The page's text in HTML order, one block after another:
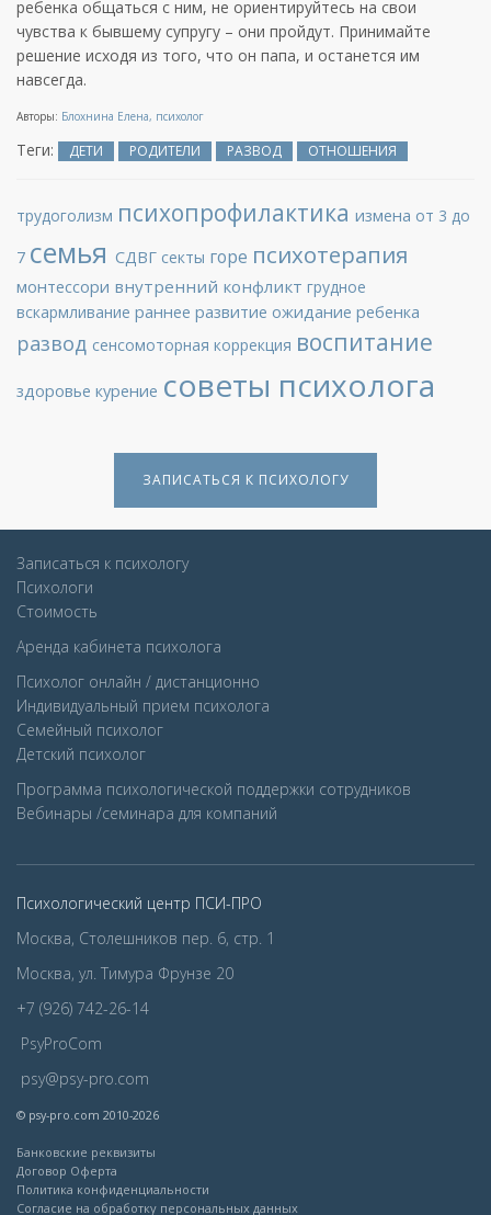
ребенка общаться с ним, не ориентируйтесь на свои
чувства к бывшему супругу – они пройдут. Принимайте
решение исходя из того, что он папа, и останется им
навсегда.
Авторы: Блохнина Елена, психолог
Теги: ДЕТИ РОДИТЕЛИ РАЗВОД ОТНОШЕНИЯ
трудоголизм психопрофилактика измена от 3 до
7 семья СДВГ секты горе психотерапия
монтессори внутренний конфликт грудное
вскармливание раннее развитие ожидание ребенка
развод сенсомоторная коррекция воспитание
здоровье курение советы психолога
ЗАПИСАТЬСЯ К ПСИХОЛОГУ
Записаться к психологу
Психологи
Стоимость
Аренда кабинета психолога
Психолог онлайн / дистанционно
Индивидуальный прием психолога
Семейный психолог
Детcкий психолог
Программа психологической поддержки сотрудников
Вебинары /семинара для компаний
Психологический центр ПСИ-ПРО
Москва, Столешников пер. 6, стр. 1
Москва, ул. Тимура Фрунзе 20
+7 (926) 742-26-14
PsyProCom
psy@psy-pro.com
© psy-pro.com 2010-2026
Банковские реквизиты
Договор Оферта
Политика конфиденциальности
Согласие на обработку персональных данных